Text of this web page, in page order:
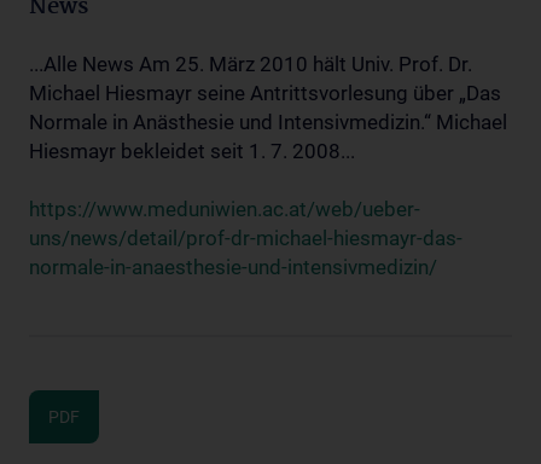
News
...Alle News Am 25. März 2010 hält Univ. Prof. Dr.
Michael Hiesmayr seine Antrittsvorlesung über „Das
Normale in Anästhesie und Intensivmedizin.“ Michael
Hiesmayr bekleidet seit 1. 7. 2008...
https://www.meduniwien.ac.at/web/ueber-
uns/news/detail/prof-dr-michael-hiesmayr-das-
normale-in-anaesthesie-und-intensivmedizin/
PDF